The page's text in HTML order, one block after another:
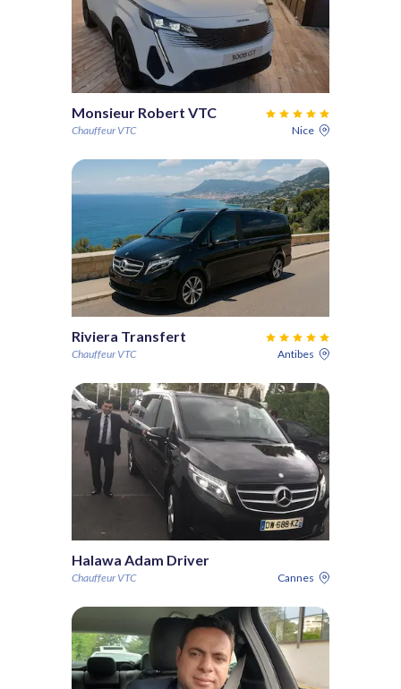
Monsieur Robert VTC
Chauffeur VTC Nice
Riviera Transfert
Chauffeur VTC Antibes
Halawa Adam Driver
Chauffeur VTC Cannes